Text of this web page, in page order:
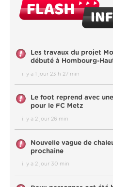
Les travaux du projet
débuté à Hombourg-
il y a 1 jour 23 h 27 min
Le foot reprend avec
pour le FC Metz
il y a 2 jour 26 min
Nouvelle vague de
prochaine
il y a 2 jour 30 min